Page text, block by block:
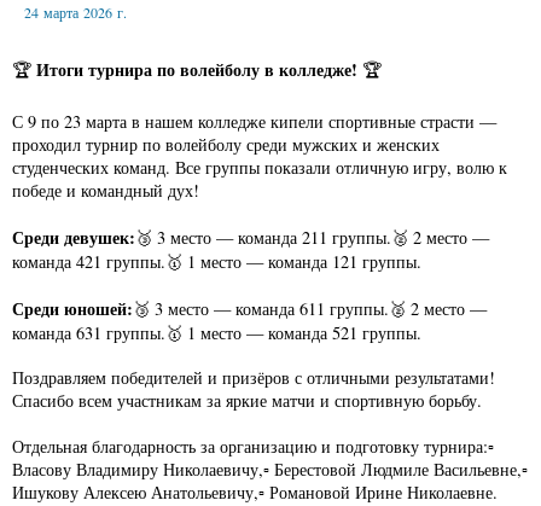
24 марта 2026 г.
🏆 Итоги турнира по волейболу в колледже! 🏆
С 9 по 23 марта в нашем колледже кипели спортивные страсти —
проходил турнир по волейболу среди мужских и женских
студенческих команд. Все группы показали отличную игру, волю к
победе и командный дух!
Среди девушек:🥉 3 место — команда 211 группы.🥈 2 место —
команда 421 группы.🥇 1 место — команда 121 группы.
Среди юношей:🥉 3 место — команда 611 группы.🥈 2 место —
команда 631 группы.🥇 1 место — команда 521 группы.
Поздравляем победителей и призёров с отличными результатами!
Спасибо всем участникам за яркие матчи и спортивную борьбу.
Отдельная благодарность за организацию и подготовку турнира:▫️
Власову Владимиру Николаевичу,▫️ Берестовой Людмиле Васильевне,▫️
Ишукову Алексею Анатольевичу,▫️ Романовой Ирине Николаевне.